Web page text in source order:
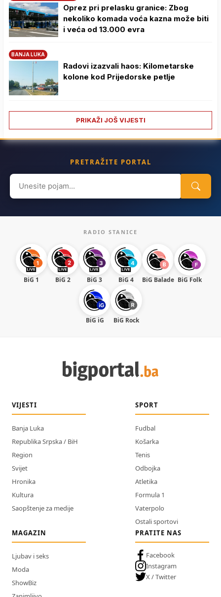
Oprez pri prelasku granice: Zbog
nekoliko komada voća kazna može biti
i veća od 13.000 evra
BANJA LUKA
Radovi izazvali haos: Kilometarske
kolone kod Prijedorske petlje
PRIKAŽI JOŠ VIJESTI
PRETRAŽITE PORTAL
Search
for:
RADIO STANICE
BiG 1 BiG 2 BiG 3 BiG 4 BiG Balade BiG Folk
BiG iG BiG Rock
VIJESTI
Banja Luka
Republika Srpska / BiH
Region
Svijet
Hronika
Kultura
Saopštenje za medije
SPORT
Fudbal
Košarka
Tenis
Odbojka
Atletika
Formula 1
Vaterpolo
Ostali sportovi
MAGAZIN
Ljubav i seks
Moda
ShowBiz
PRATITE NAS
Facebook
Instagram
X / Twitter